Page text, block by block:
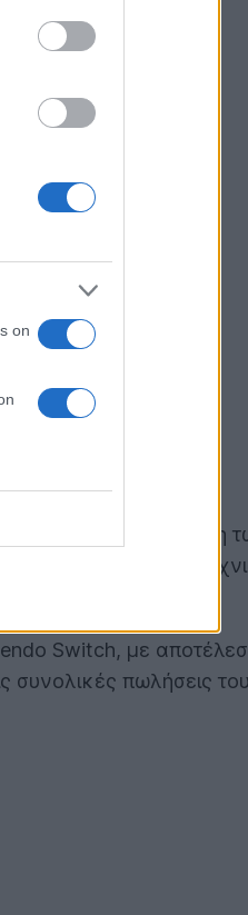
on
λογική
επιτυχημένες
Switch, με
συνολικές πωλήσεις